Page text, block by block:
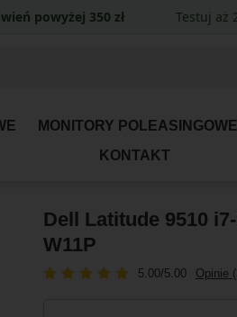
MONITORY POLEASINGOWE
KONTAKT
Dell Latitude 9510
W11P
5.00/5.00 Opinie
powyżej 350 zł Testuj aż